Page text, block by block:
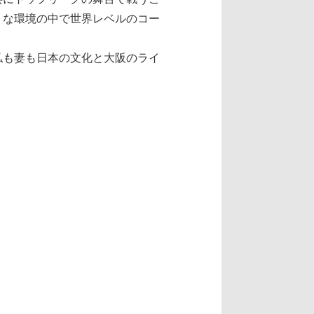
環境の中で世界レベルのコー
妻も日本の文化と大阪のライ